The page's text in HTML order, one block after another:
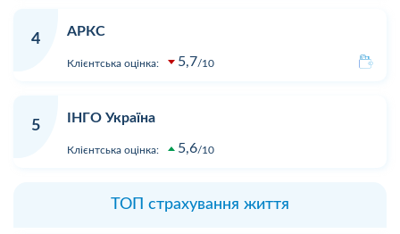
4
АРКС
Клієнтська оцінка: 5,7 10
5
ІНГО Україна
Клієнтська оцінка: 5,6 10
ТОП страхування життя